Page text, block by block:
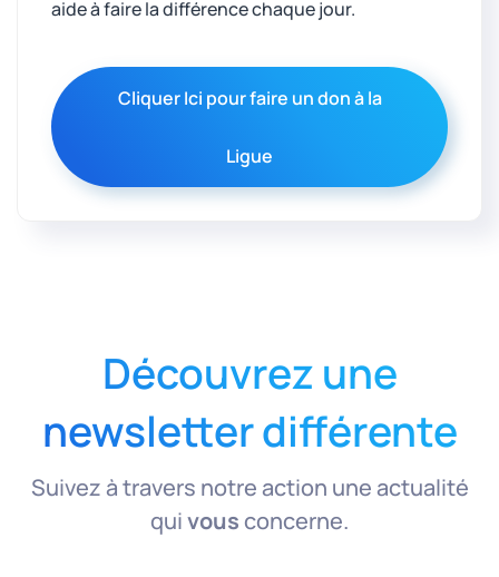
aide à faire la différence chaque jour.
Cliquer Ici pour faire un don à la
Ligue
Découvrez une
newsletter différente
Suivez à travers notre action une actualité
quivousconcerne.